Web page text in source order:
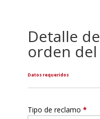
Detalle
orden
Datos requeridos
Tipo de reclamo*